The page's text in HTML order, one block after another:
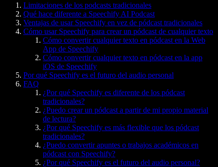
Limitaciones de los podcasts tradicionales
Qué hace diferente a Speechify AI Podcast
Ventajas de usar Speechify en vez de pódcast tradicionales
Cómo usar Speechify para crear un pódcast de cualquier texto
Cómo convertir cualquier texto en pódcast en la Web
App de Speechify
Cómo convertir cualquier texto en pódcast en la app
iOS de Speechify
Por qué Speechify es el futuro del audio personal
FAQ
¿Por qué Speechify es diferente de los pódcast
tradicionales?
¿Puedo crear un pódcast a partir de mi propio material
de lectura?
¿Por qué Speechify es más flexible que los pódcast
tradicionales?
¿Puedo convertir apuntes o trabajos académicos en
pódcast con Speechify?
¿Por qué Speechify es el futuro del audio personal?